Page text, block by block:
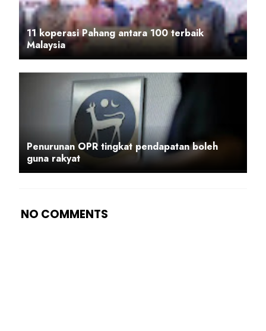
11 koperasi Pahang antara 100 terbaik
Malaysia
Penurunan OPR tingkat pendapatan boleh
guna rakyat
NO COMMENTS